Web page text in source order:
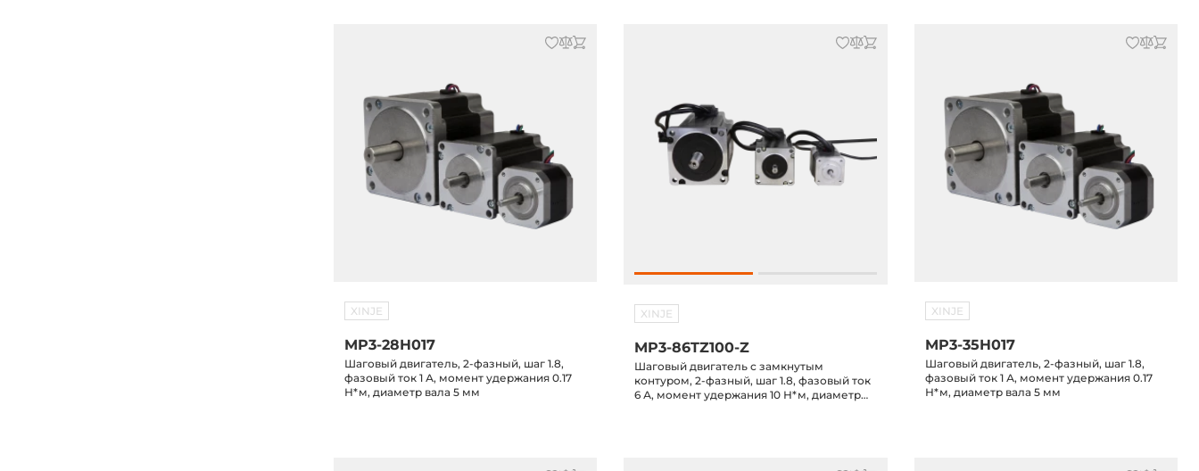
XINJE
MP3-28H017
Шаговый двигатель, 2-фазный, шаг 1.8,
фазовый ток 1 А, момент удержания 0.17
Н*м, диаметр вала 5 мм
XINJE
MP3-86TZ100-Z
Шаговый двигатель с замкнутым
контуром, 2-фазный, шаг 1.8, фазовый ток
6 А, момент удержания 10 Н*м, диаметр
XINJE
MP3-35H017
Шаговый двигатель, 2-фазный, шаг 1.8,
фазовый ток 1 А, момент удержания 0.17
Н*м, диаметр вала 5 мм